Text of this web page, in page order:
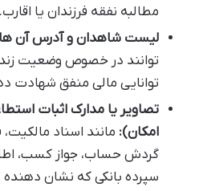
مطالبه نفقه فرزندان یا اقارب.
لیست شاهدان و آدرس آن
توانند در خصوص وضعیت
توانایی مالی منفق شهادت
تصاویر یا مدارک اثبات
امکان): مانند اسناد
گردش حساب، جواز کسب،
سپرده بانکی که نشان دهنده